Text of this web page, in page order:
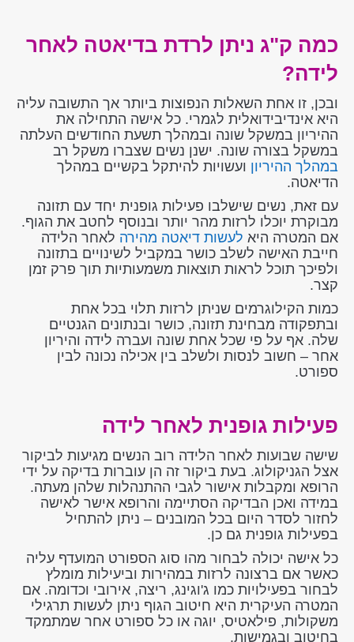
כמה ק"ג ניתן לרדת בדיאטה לאחר
לידה?
ובכן, זו אחת השאלות הנפוצות ביותר אך התשובה עליה
היא אינדיבידואלית לגמרי. כל אישה התחילה את
ההיריון במשקל שונה ובמהלך תשעת החודשים העלתה
במשקל בצורה שונה. ישנן נשים שצברו משקל רב
במהלך ההיריון ועשויות להיתקל בקשיים במהלך
הדיאטה.
עם זאת, נשים שישלבו פעילות גופנית יחד עם תזונה
מבוקרת יוכלו לרזות מהר יותר ובנוסף לחטב את הגוף.
אם המטרה היא לעשות דיאטה מהירה לאחר הלידה
חייבת האישה לשלב כושר במקביל לשינויים בתזונה
ולפיכך תוכל לראות תוצאות משמעותיות תוך פרק זמן
קצר.
כמות הקילוגרמים שניתן לרזות תלוי בכל אחת
ובתפקודה מבחינת תזונה, כושר ובנתונים הגנטיים
שלה. אף על פי שכל אחת שונה ועברה לידה והיריון
אחר – חשוב לנסות ולשלב בין אכילה נכונה לבין
ספורט.
פעילות גופנית לאחר לידה
שישה שבועות לאחר הלידה רוב הנשים מגיעות לביקור
אצל הגניקולוג. בעת ביקור זה הן עוברות בדיקה על ידי
הרופא ומקבלות אישור לגבי ההתנהלות שלהן מעתה.
במידה ואכן הבדיקה הסתיימה והרופא אישר לאישה
לחזור לסדר היום בכל המובנים – ניתן להתחיל
בפעילות גופנית גם כן.
כל אישה יכולה לבחור מהו סוג הספורט המועדף עליה
כאשר אם ברצונה לרזות במהירות וביעילות מומלץ
לבחור בפעילויות כמו ג'וגינג, ריצה, אירובי וכדומה. אם
המטרה העיקרית היא חיטוב הגוף ניתן לעשות תרגילי
משקולות, פילאטיס, יוגה או כל ספורט אחר שמתמקד
בחיטוב ובגמישות.